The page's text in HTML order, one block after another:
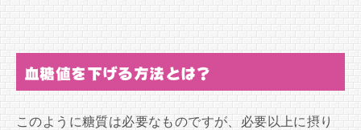
血糖値を下げる方法とは？
このように糖質は必要なものですが、必要以上に摂り